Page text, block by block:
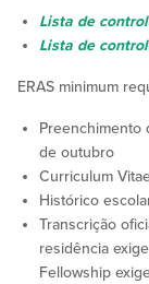
Lista de
Lista de
ERAS minimum
Preenchimento
de outubro
Curriculum
Histórico
Transcrição
residência
Fellowship